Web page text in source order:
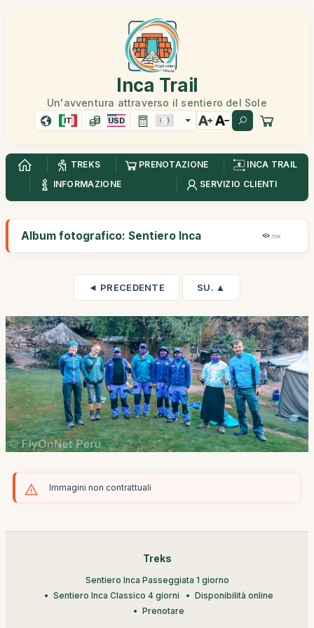
Inca Trail
Un'avventura attraverso il sentiero del Sole
IT USD
TREKS PRENOTAZIONE
INCA TRAIL
INFORMAZIONE
SERVIZIO CLIENTI
Album fotografico: Sentiero Inca 15K
◄ PRECEDENTE SU. ▲
Immagini non contrattuali
Treks
Sentiero Inca Passeggiata 1 giorno
Sentiero Inca Classico 4 giorni
Disponibilità online
Prenotare